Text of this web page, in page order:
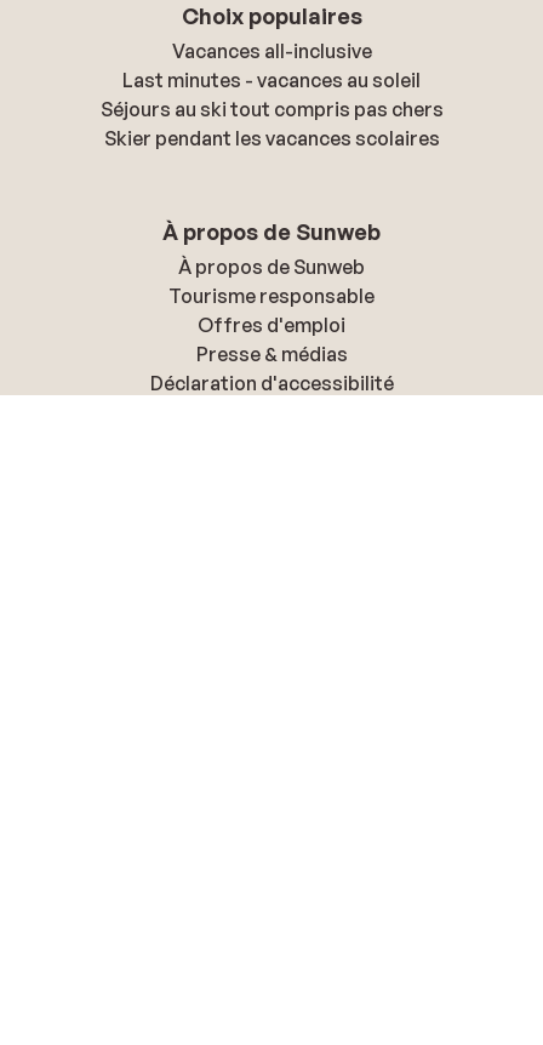
Choix populaires
Vacances all-inclusive
Last minutes - vacances au soleil
Séjours au ski tout compris pas chers
Skier pendant les vacances scolaires
À propos de Sunweb
À propos de Sunweb
Tourisme responsable
Offres d'emploi
Presse & médias
Déclaration d'accessibilité